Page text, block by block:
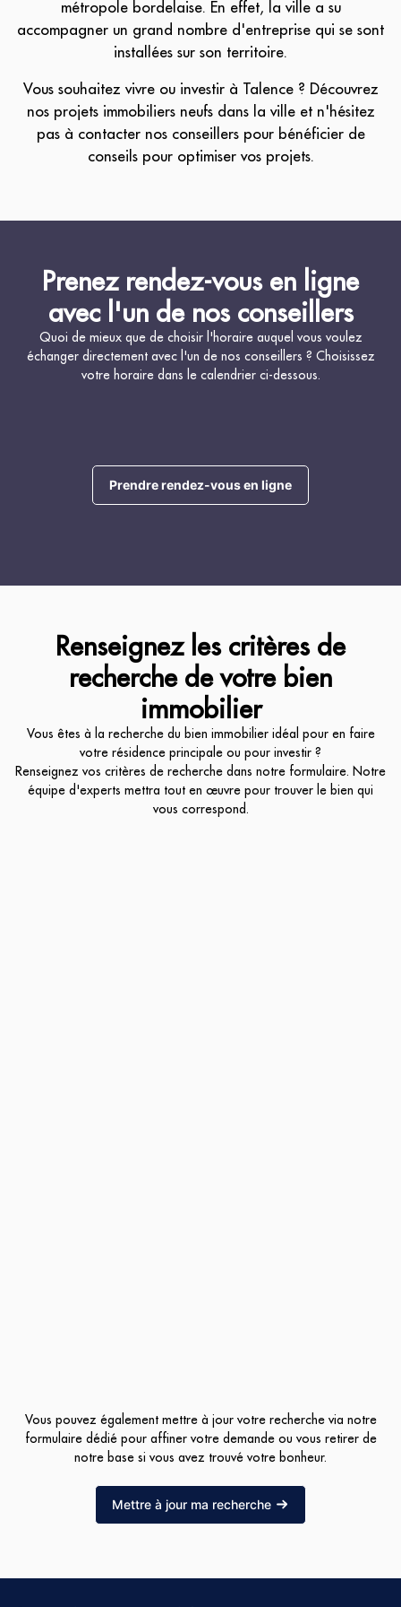
métropole bordelaise. En effet, la ville a su
accompagner un grand nombre d'entreprise qui se sont
installées sur son territoire.
Vous souhaitez vivre ou investir à Talence ? Découvrez
nos projets immobiliers neufs dans la ville et n'hésitez
pas à contacter nos conseillers pour bénéficier de
conseils pour optimiser vos projets.
Prenez rendez-vous en ligne
avec l'un de nos conseillers
Quoi de mieux que de choisir l'horaire auquel vous voulez
échanger directement avec l'un de nos conseillers ? Choisissez
votre horaire dans le calendrier ci-dessous.
Prendre rendez-vous en ligne
Renseignez les critères de
recherche de votre bien
immobilier
Vous êtes à la recherche du bien immobilier idéal pour en faire
votre résidence principale ou pour investir ?
Renseignez vos critères de recherche dans notre formulaire. Notre
équipe d'experts mettra tout en œuvre pour trouver le bien qui
vous correspond.
Vous pouvez également mettre à jour votre recherche via notre
formulaire dédié pour affiner votre demande ou vous retirer de
notre base si vous avez trouvé votre bonheur.
Mettre à jour ma recherche